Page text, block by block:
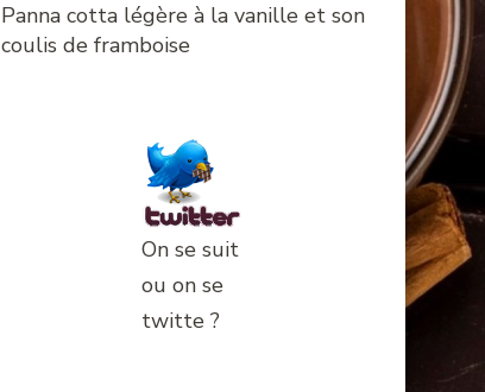
Panna cotta légère à la vanille et son
coulis de framboise
On se suit
ou on se
twitte ?